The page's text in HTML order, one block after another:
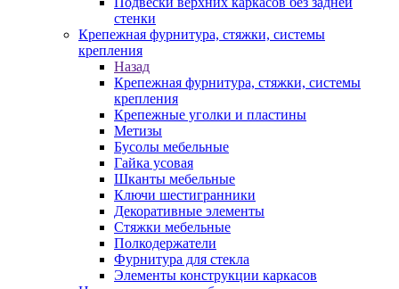
стенки
Крепежная фурнитура, стяжки, системы
крепления
Назад
Крепежная фурнитура, стяжки, системы
крепления
Крепежные уголки и пластины
Метизы
Бусолы мебельные
Гайка усовая
Шканты мебельные
Ключи шестигранники
Декоративные элементы
Стяжки мебельные
Полкодержатели
Фурнитура для стекла
Элементы конструкции каркасов